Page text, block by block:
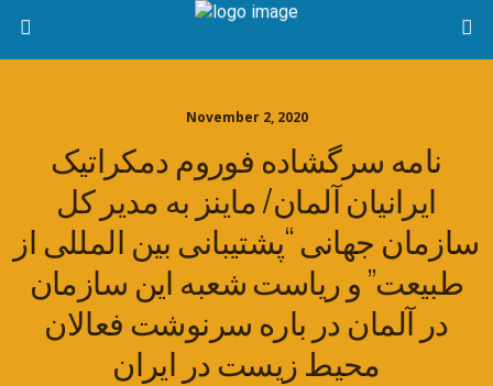
November 2, 2020
نامه سرگشاده فوروم دمکراتیک
ایرانیان آلمان/ ماینز به مدیر کل
سازمان جهانی “پشتیبانی بین المللی از
طبیعت” و ریاست شعبه این سازمان
در آلمان در باره سرنوشت فعالان
محیط زیست در ایران